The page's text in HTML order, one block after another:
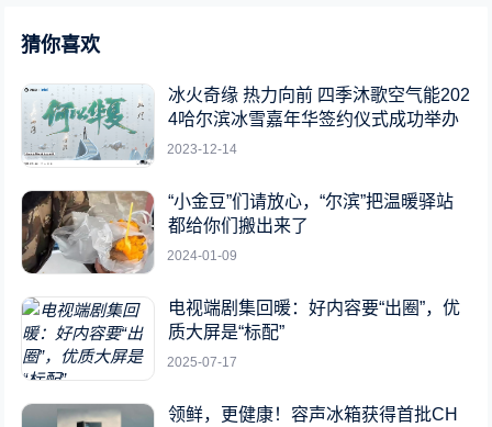
猜你喜欢
冰火奇缘 热力向前 四季沐歌空气能202
4哈尔滨冰雪嘉年华签约仪式成功举办
2023-12-14
“小金豆”们请放心，“尔滨”把温暖驿站
都给你们搬出来了
2024-01-09
电视端剧集回暖：好内容要“出圈”，优
质大屏是“标配”
2025-07-17
领鲜，更健康！容声冰箱获得首批CH